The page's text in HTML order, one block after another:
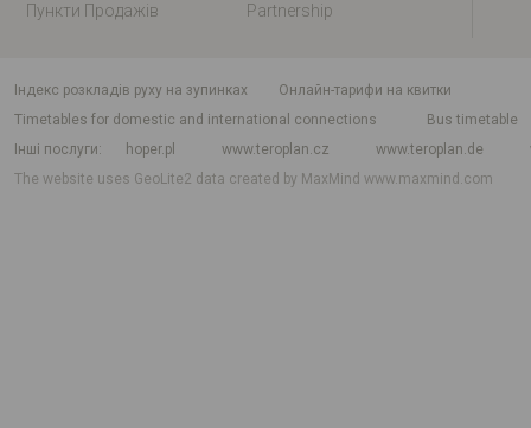
Пункти Продажів
Partnership
індекс розкладів руху на зупинках
Онлайн-тарифи на квитки
Timetables for domestic and international connections
Bus timetable
Інші послуги
hoper.pl www.teroplan.cz www.teroplan.de
The website uses GeoLite2 data created by MaxMindwww.maxmind.com